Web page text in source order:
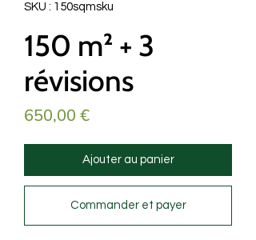
SKU : 150sqmsku
150 m² + 3
révisions
650,00 €Prix
Ajouter au panier
Commander et payer